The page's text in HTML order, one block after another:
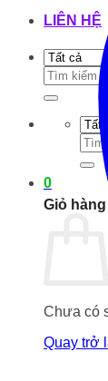
LIÊN HỆ
Tìm
kiếm:
Tìm
kiếm:
0
Giỏ hàng
Chưa có
Quay trở